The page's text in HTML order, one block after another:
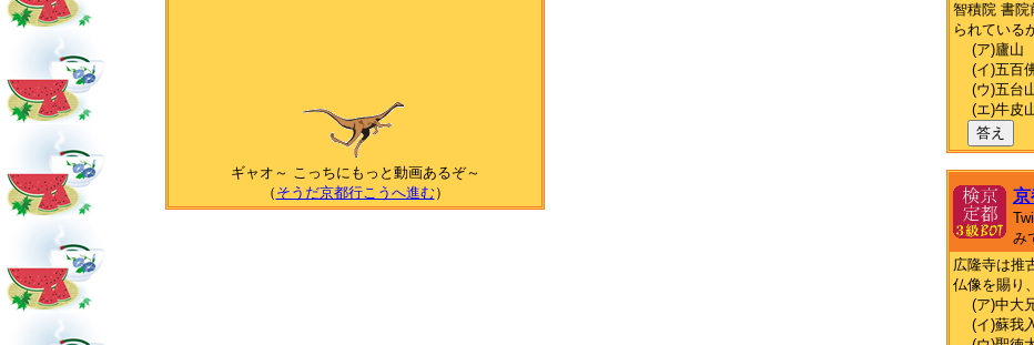
ギャオ～ こっちにもっと動画あるぞ～
（ そうだ京都行こうへ進む）
智積院 書院
られている
(ア)廬山
(イ)五百
(ウ)五台
(エ)牛皮
答え
京
み
広隆寺は推
仏像を賜り
(ア)中大
(イ)蘇我